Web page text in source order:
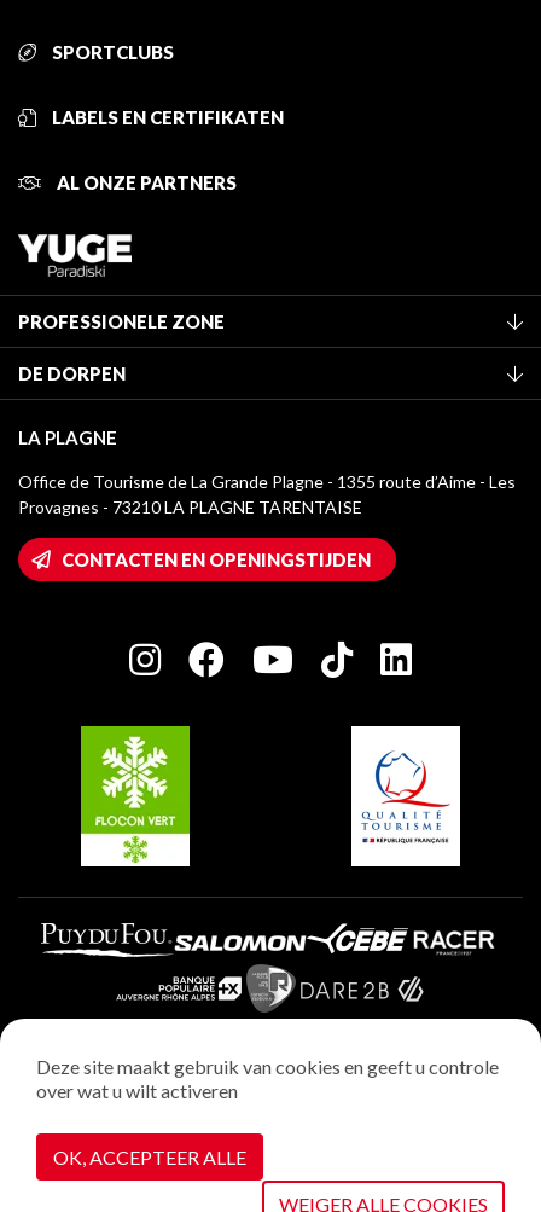
SPORTCLUBS
LABELS EN CERTIFIKATEN
AL ONZE PARTNERS
PROFESSIONELE ZONE
Classificatie van de gemeubileerde accommodaties
Verblijfstaks
Mediatheek
La Plagne logo's
Wifi toegang
Huis van de eigenaar
Charter van toegewijde spelers
DE DORPEN
Champagny-en-Vanoise
Montchavin - Les Coches
Plagne 1800
Plagne Villages
Plagne Aime 2000
LA PLAGNE
Office de Tourisme de La Grande Plagne - 1355 route d’Aime - Les
Provagnes - 73210 LA PLAGNE TARENTAISE
CONTACTEN EN OPENINGSTIJDEN
Wettelijke vermeldingen
Privacybeleid
Realisatie : StudioJuillet
Cookiebeheer
Deze site maakt gebruik van cookies en geeft u controle
over wat u wilt activeren
OK, ACCEPTEER ALLE
WEIGER ALLE COOKIES